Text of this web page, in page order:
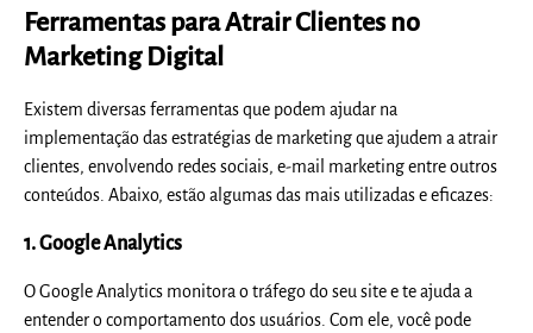
Ferramentas para Atrair Clientes no
Marketing Digital
Existem diversas ferramentas que podem ajudar na
implementação das estratégias de marketing que ajudem a atrair
clientes, envolvendo redes sociais, e-mail marketing entre outros
conteúdos. Abaixo, estão algumas das mais utilizadas e eficazes:
1. Google Analytics
O Google Analytics monitora o tráfego do seu site e te ajuda a
entender o comportamento dos usuários. Com ele, você pode